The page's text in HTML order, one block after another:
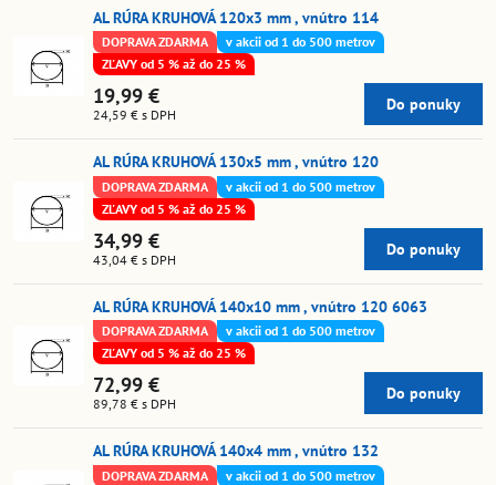
AL RÚRA KRUHOVÁ 120x3 mm , vnútro 114
DOPRAVA ZDARMA
v akcii od 1 do 500 metrov
ZĽAVY od 5 % až do 25 %
19,99 €
24,59 € s DPH
Do ponuky
AL RÚRA KRUHOVÁ 130x5 mm , vnútro 120
DOPRAVA ZDARMA
v akcii od 1 do 500 metrov
ZĽAVY od 5 % až do 25 %
34,99 €
43,04 € s DPH
Do ponuky
AL RÚRA KRUHOVÁ 140x10 mm , vnútro 120 6063
DOPRAVA ZDARMA
v akcii od 1 do 500 metrov
ZĽAVY od 5 % až do 25 %
72,99 €
89,78 € s DPH
Do ponuky
AL RÚRA KRUHOVÁ 140x4 mm , vnútro 132
DOPRAVA ZDARMA
v akcii od 1 do 500 metrov